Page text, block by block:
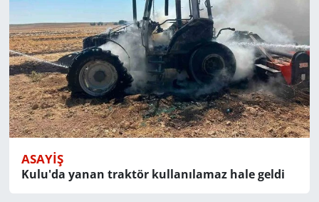
ASAYIŞ
Kulu'da yanan traktör kullanılamaz hale geldi